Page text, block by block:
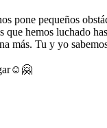
pone pequeños
hemos luchado
más. Tu y yo